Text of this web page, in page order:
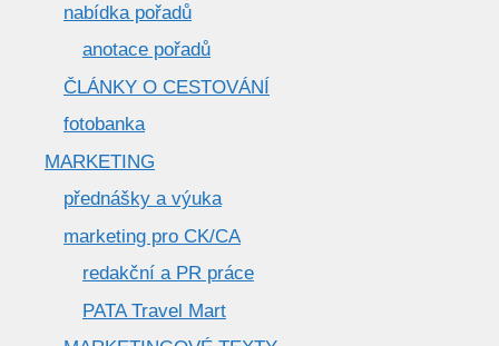
nabídka pořadů
anotace pořadů
ČLÁNKY O CESTOVÁNÍ
fotobanka
MARKETING
přednášky a výuka
marketing pro CK/CA
redakční a PR práce
PATA Travel Mart